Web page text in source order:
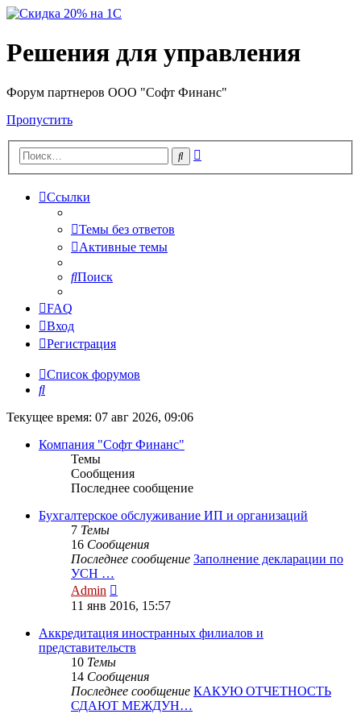
Решения для управления
Форум партнеров ООО "Софт Финанс"
Пропустить
Поиск
Ссылки
Темы без ответов
Активные темы
Поиск
FAQ
Вход
Регистрация
Список форумов
Поиск
Текущее время: 07 авг 2026, 09:06
Компания "Софт Финанс"
Темы
Сообщения
Последнее сообщение
Бухгалтерское обслуживание ИП и организаций
7 Темы
16 Сообщения
Последнее сообщение Заполнение декларации по
УСН …
Admin
к
сообщению
11 янв 2016, 15:57
Аккредитация иностранных филиалов и
представительств
10 Темы
14 Сообщения
Последнее сообщение КАКУЮ ОТЧЕТНОСТЬ
СДАЮТ МЕЖДУН…